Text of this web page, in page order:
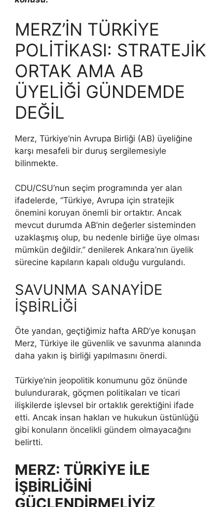
MERZ’İN TÜRKİYE
POLİTİKASI: STRATEJİK
ORTAK AMA AB
ÜYELİĞİ GÜNDEMDE
DEĞİL
Merz, Türkiye’nin Avrupa Birliği (AB) üyeliğine
karşı mesafeli bir duruş sergilemesiyle
bilinmekte.
CDU/CSU’nun seçim programında yer alan
ifadelerde, “Türkiye, Avrupa için stratejik
önemini koruyan önemli bir ortaktır. Ancak
mevcut durumda AB’nin değerler sisteminden
uzaklaşmış olup, bu nedenle birliğe üye olması
mümkün değildir.” denilerek Ankara’nın üyelik
sürecine kapıların kapalı olduğu vurgulandı.
SAVUNMA SANAYİDE
İŞBİRLİĞİ
Öte yandan, geçtiğimiz hafta ARD’ye konuşan
Merz, Türkiye ile güvenlik ve savunma alanında
daha yakın iş birliği yapılmasını önerdi.
Türkiye’nin jeopolitik konumunu göz önünde
bulundurarak, göçmen politikaları ve ticari
ilişkilerde işlevsel bir ortaklık gerektiğini ifade
etti. Ancak insan hakları ve hukukun üstünlüğü
gibi konuların öncelikli gündem olmayacağını
belirtti.
MERZ: TÜRKİYE İLE
İŞBİRLİĞİNİ
GÜÇLENDİRMELİYİZ